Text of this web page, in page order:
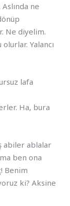
ne
Ne diyelim.
Yalancı
lafa
Ha, bura
abiler ablalar
ben ona
Benim
ki? Aksine